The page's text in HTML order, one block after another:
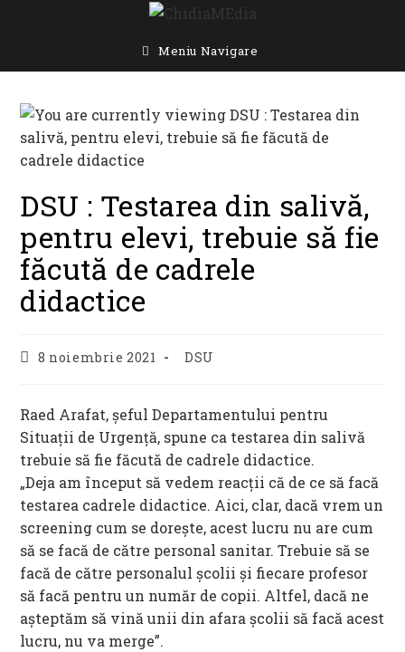
Meniu Navigare
DSU : Testarea din salivă,
pentru elevi, trebuie să fie
făcută de cadrele
didactice
Post8 noiembrie 2021
Post
DSU
Raed Arafat, șeful Departamentului pentru
Situații de Urgență, spune ca testarea din salivă
trebuie să fie făcută de cadrele didactice.
„Deja am început să vedem reacții că de ce să facă
testarea cadrele didactice. Aici, clar, dacă vrem un
screening cum se dorește, acest lucru nu are cum
să se facă de către personal sanitar. Trebuie să se
facă de către personalul școlii și fiecare profesor
să facă pentru un număr de copii. Altfel, dacă ne
așteptăm să vină unii din afara școlii să facă acest
lucru, nu va merge”.